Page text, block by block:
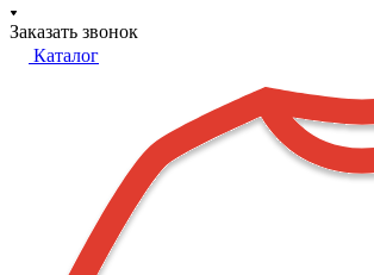
Заказать звонок
Каталог